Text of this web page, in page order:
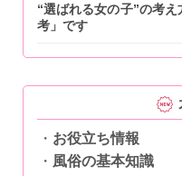
“選ばれる女の子”の考
考」です
お役立ち情報
風俗の基本知識